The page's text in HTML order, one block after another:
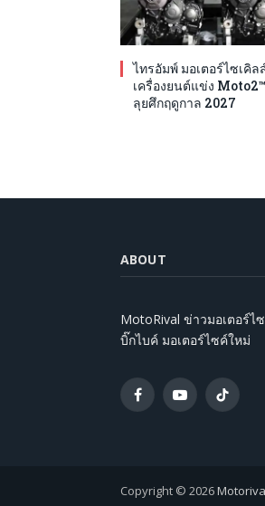
ไทรอัมพ์ มอเตอร์ไซเคิล
เครื่องยนต์แข่ง
ลุยศึกฤดูกาล 2027
ABOUT
MotoRival ข่าวมอเตอร์ไ
บิ๊กไบค์ มอเตอร์ไซค์ใหม่
FacebookYouTubeTikTok
Copyright © 2026